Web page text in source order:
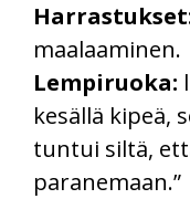
maalaaminen.
Lempiruoka:
kesällä kipeä,
tuntui siltä,
paranemaan.”